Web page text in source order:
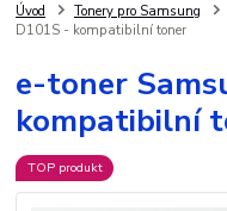
Úvod Tonery pro Samsung
D101S - kompatibilní toner
e-toner
kompatibilní
TOP produkt